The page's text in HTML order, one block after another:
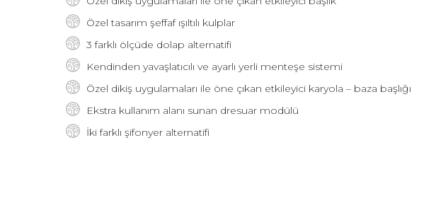
Özel tasarım şeffaf ışıltılı kulplar
3 farklı ölçüde dolap alternatifi
Kendinden yavaşlatıcılı ve ayarlı yerli menteşe sistemi
Özel dikiş uygulamaları ile öne çıkan etkileyici karyola – baza başlığı
Ekstra kullanım alanı sunan dresuar modülü
İki farklı şifonyer alternatifi